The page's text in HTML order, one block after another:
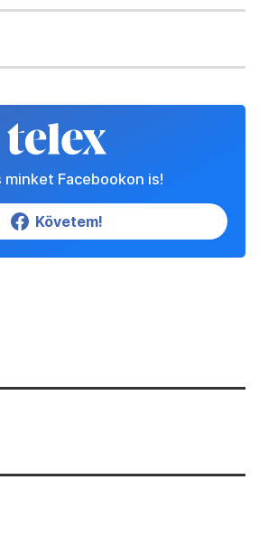
minket Facebookon is!
Követem!